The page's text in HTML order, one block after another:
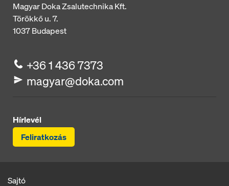
Magyar Doka Zsalutechnika Kft.
Törökkő u. 7.
1037Budapest
+36 1 436 7373
magyar@doka.com
Hírlevél
Feliratkozás
Sajtó